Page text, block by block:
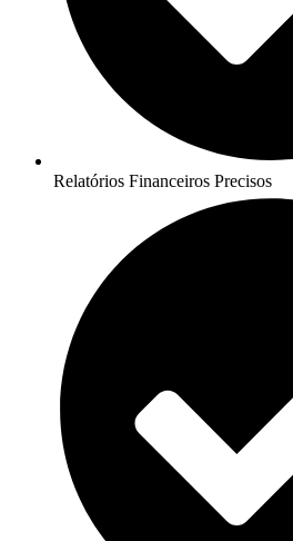
Relatórios Financeiros Precisos